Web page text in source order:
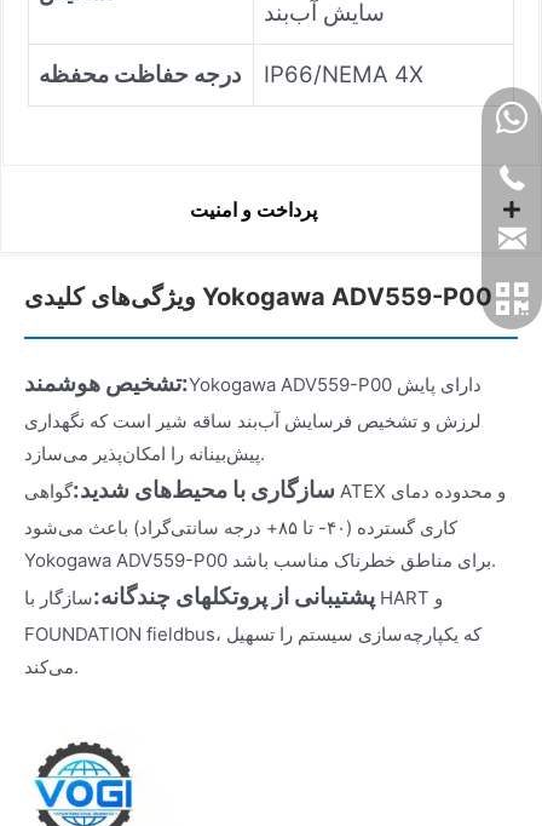
سایش آب‌بند
درجه حفاظت محفظه IP66/NEMA 4X
پرداخت و امنیت
ویژگی‌های کلیدی Yokogawa ADV559-P00
تشخیص هوشمند:Yokogawa ADV559-P00 دارای پایش
لرزش و تشخیص فرسایش آب‌بند ساقه شیر است که نگهداری
پیش‌بینانه را امکان‌پذیر می‌سازد.
سازگاری با محیط‌های شدید:گواهی ATEX و محدوده دمای
کاری گسترده (۴۰- تا ۸۵+ درجه سانتی‌گراد) باعث می‌شود
Yokogawa ADV559-P00 برای مناطق خطرناک مناسب باشد.
پشتیبانی از پروتکلهای چندگانه:سازگار با HART و
FOUNDATION fieldbus، که یکپارچه‌سازی سیستم را تسهیل
می‌کند.